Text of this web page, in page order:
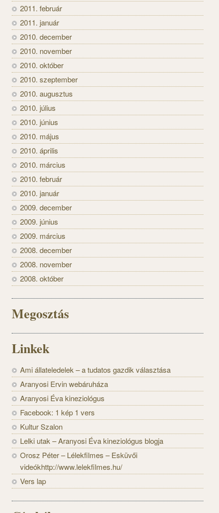
2011. február
2011. január
2010. december
2010. november
2010. október
2010. szeptember
2010. augusztus
2010. július
2010. június
2010. május
2010. április
2010. március
2010. február
2010. január
2009. december
2009. június
2009. március
2008. december
2008. november
2008. október
Megosztás
Linkek
Ami állateledelek – a tudatos gazdik választása
Aranyosi Ervin webáruháza
Aranyosi Éva kineziológus
Facebook: 1 kép 1 vers
Kultur Szalon
Lelki utak – Aranyosi Éva kineziológus blogja
Orosz Péter – Lélekfilmes – Esküvői
videókhttp://www.lelekfilmes.hu/
Vers lap